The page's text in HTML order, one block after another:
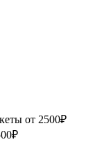
от 2500₽